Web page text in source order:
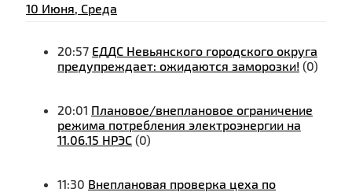
10 Июня, Среда
20:57 ЕДДС Невьянского городского округа
предупреждает: ожидаются заморозки! (0)
20:01 Плановое/внеплановое ограничение
режима потребления электроэнергии на
11.06.15 НРЭС (0)
11:30 Внеплановая проверка цеха по